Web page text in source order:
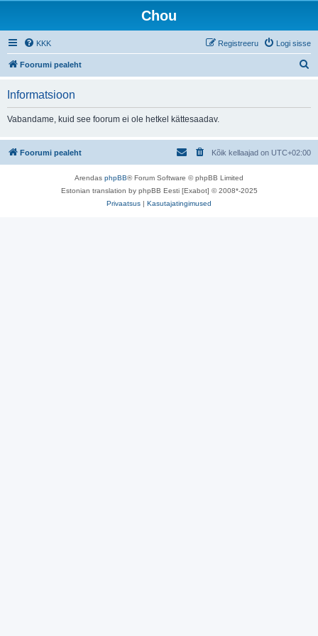
Chou
KKK Logi sisse
Registreeru
Foorumi pealeht
Informatsioon
Vabandame, kuid see foorum ei ole hetkel kättesaadav.
Foorumi pealeht Kõik kellaajad on UTC+02:00
Arendas phpBB® Forum Software © phpBB Limited
Estonian translation by phpBB Eesti [Exabot] © 2008*-2025
Privaatsus | Kasutajatingimused